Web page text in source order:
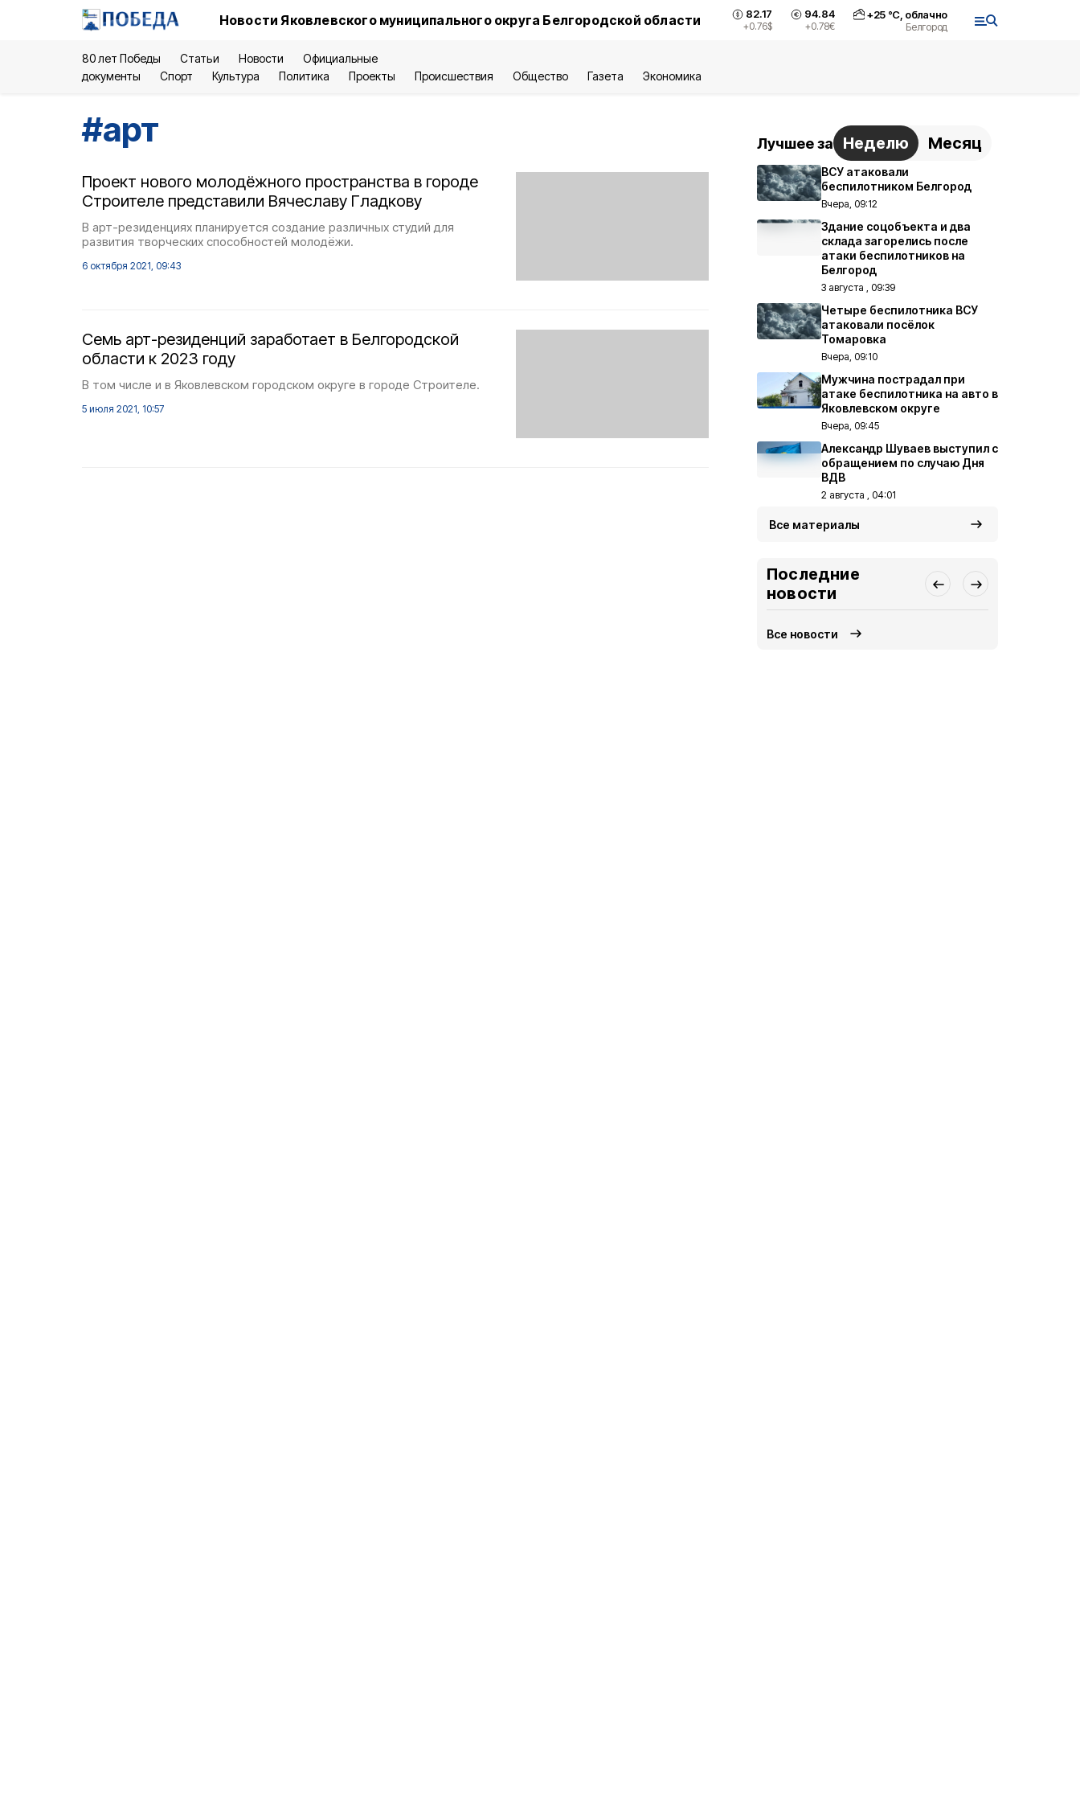
Новости Яковлевского муниципального округа Белгородской области 82.17
+0.76$
94.84
+0.78€
+25°С, облачно
Белгород
80 лет Победы Статьи Новости
Официальные
документы
Спорт Культура Политика Проекты Происшествия Общество Газета Экономика
#арт
Проект нового молодёжного пространства в городе
Строителе представили Вячеславу Гладкову
В арт-резиденциях планируется создание различных студий для
развития творческих способностей молодёжи.
6 октября 2021, 09:43
Семь арт-резиденций заработает в Белгородской
области к 2023 году
В том числе и в Яковлевском городском округе в городе Строителе.
5 июля 2021, 10:57
Лучшее за Неделю Месяц
ВСУ атаковали
беспилотником Белгород
Вчера, 09:12
Здание соцобъекта и два
склада загорелись после
атаки беспилотников на
Белгород
3 августа , 09:39
Четыре беспилотника ВСУ
атаковали посёлок
Томаровка
Вчера, 09:10
Мужчина пострадал при
атаке беспилотника на авто в
Яковлевском округе
Вчера, 09:45
Александр Шуваев выступил с
обращением по случаю Дня
ВДВ
2 августа , 04:01
Все материалы
Последние
новости
Все новости